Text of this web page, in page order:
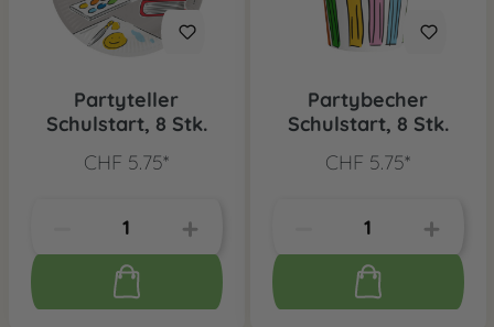
Partyteller
Schulstart, 8 Stk.
CHF 5.75*
Partybecher
Schulstart, 8 Stk.
CHF 5.75*